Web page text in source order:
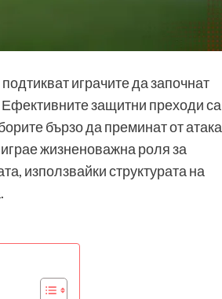
играчите да започнат
защитни преходи са
бързо да преминат от атака
жизненоважна роля за
използвайки структурата на